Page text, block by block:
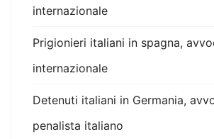
internazionale
Prigionieri italiani in spagna,
internazionale
Detenuti italiani in Germania,
penalista italiano